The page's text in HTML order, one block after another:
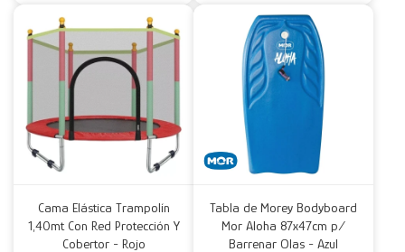
Cama Elástica Trampolín
1,40mt Con Red Protección Y
Cobertor - Rojo
Tabla de Morey Bodyboard
Mor Aloha 87x47cm p/
Barrenar Olas - Azul